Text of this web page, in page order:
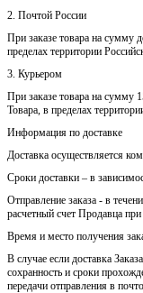
2. Почтой России
При заказе товара на сумму
пределах территории
3. Курьером
При заказе товара на сумму
Товара, в пределах
Информация по доставке
Доставка осуществляется
Сроки доставки – в
Отправление заказа - в
расчетный счет Продавца
Время и место получения
В случае если доставка
сохранность и сроки
передачи отправления в